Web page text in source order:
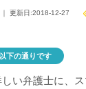
｜ 更新日:2018-12-27
下の通りです
い弁護士に、